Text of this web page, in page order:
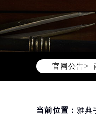
官网公告>
当前位置： 雅典